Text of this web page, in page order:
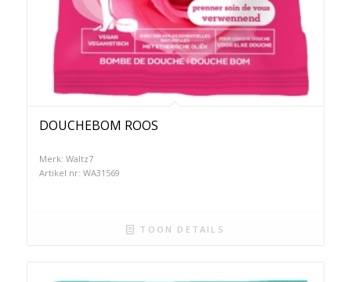
DOUCHEBOM ROOS
Merk: Waltz7
Artikel nr: WA31569
TOON DETAILS